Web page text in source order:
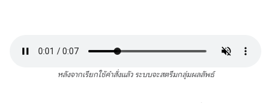
หลังจากเรียกใช้คำสั่งแล้ว ระบบจะสตรีมกลุ่มผลลัพธ์